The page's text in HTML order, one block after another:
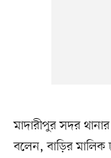
মাদারীপুর সদর
বলেন, বাড়ির মালিক